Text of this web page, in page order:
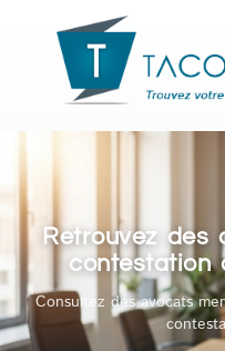
Retrouvez des
contestation
Consultez des avocats